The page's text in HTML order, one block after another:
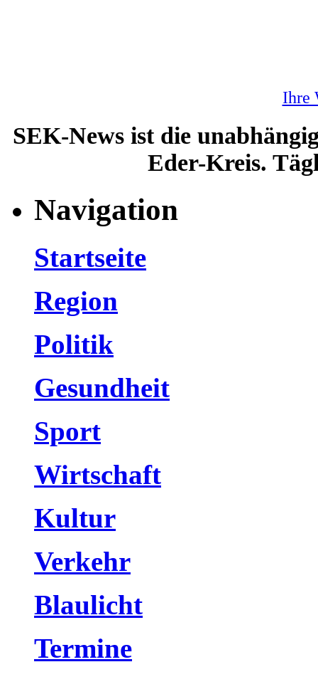
Ihre
SEK-News ist die
Eder-Kreis.
Navigation
Startseite
Region
Politik
Gesundheit
Sport
Wirtschaft
Kultur
Verkehr
Blaulicht
Termine